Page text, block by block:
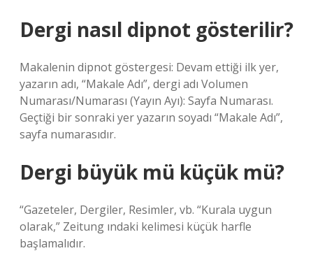
Dergi nasıl dipnot gösterilir?
Makalenin dipnot göstergesi: Devam ettiği ilk yer,
yazarın adı, “Makale Adı”, dergi adı Volumen
Numarası/Numarası (Yayın Ayı): Sayfa Numarası.
Geçtiği bir sonraki yer yazarın soyadı “Makale Adı”,
sayfa numarasıdır.
Dergi büyük mü küçük mü?
“Gazeteler, Dergiler, Resimler, vb. “Kurala uygun
olarak,” Zeitung ındaki kelimesi küçük harfle
başlamalıdır.